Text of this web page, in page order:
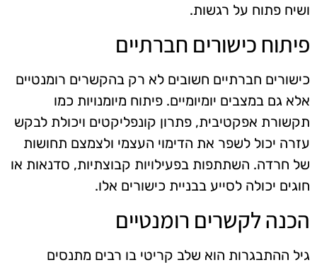
ושיח פתוח על רגשות.
פיתוח כישורים חברתיים
כישורים חברתיים חשובים לא רק בהקשרים רומנטיים
אלא גם במצבים יומיומיים. פיתוח מיומנויות כמו
תקשורת אפקטיבית, פתרון קונפליקטים ויכולת לבקש
עזרה יכול לשפר את הדימוי העצמי ולצמצם תחושות
של חרדה. השתתפות בפעילויות קבוצתיות, סדנאות או
חוגים יכולה לסייע בבניית כישורים אלו.
הכנה לקשרים רומנטיים
גיל ההתבגרות הוא שלב קריטי בו רבים מתנסים